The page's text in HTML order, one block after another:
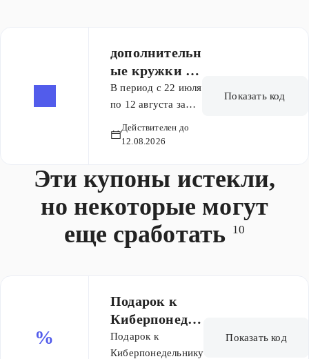
дополнительн
ые кружки по
промокоду
В период с 22 июля
по 12 августа за
промокоду УДАЧА
месяца кружков по
3 направлениям: *
математика -
математическая
* кодинг - мастер-
классы по
программированию
Действителен до
12.08.2026
Показать код
Эти купоны истекли,
но некоторые могут
еще сработать
10
%
Подарок к
Киберпонедел
ьнику
Подарок к
Киберпонедельнику
Показать код